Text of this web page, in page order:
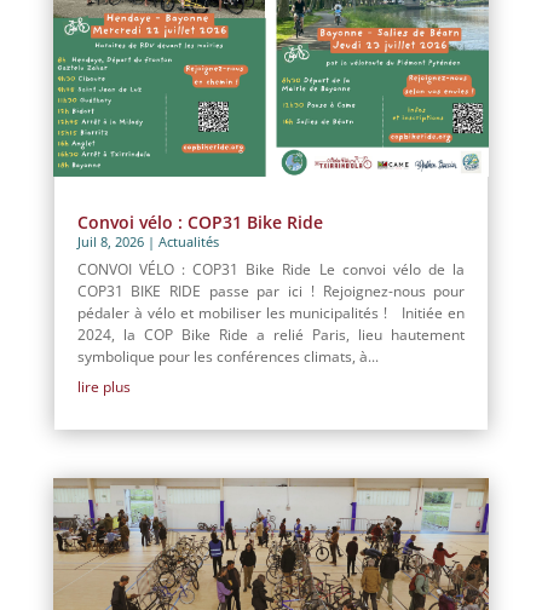
Convoi vélo : COP31 Bike Ride
Juil 8, 2026| Actualités
CONVOI VÉLO : COP31 Bike Ride Le convoi vélo de la
COP31 BIKE RIDE passe par ici ! Rejoignez-nous pour
pédaler à vélo et mobiliser les municipalités ! Initiée en
2024, la COP Bike Ride a relié Paris, lieu hautement
symbolique pour les conférences climats, à...
lire plus